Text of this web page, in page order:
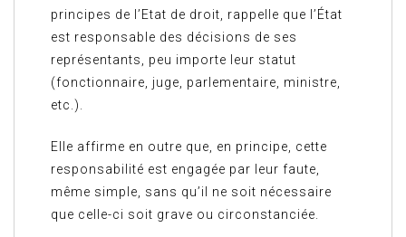
principes de l’Etat de droit, rappelle que l’État
est responsable des décisions de ses
représentants, peu importe leur statut
(fonctionnaire, juge, parlementaire, ministre,
etc.).
Elle affirme en outre que, en principe, cette
responsabilité est engagée par leur faute,
même simple, sans qu’il ne soit nécessaire
que celle-ci soit grave ou circonstanciée.